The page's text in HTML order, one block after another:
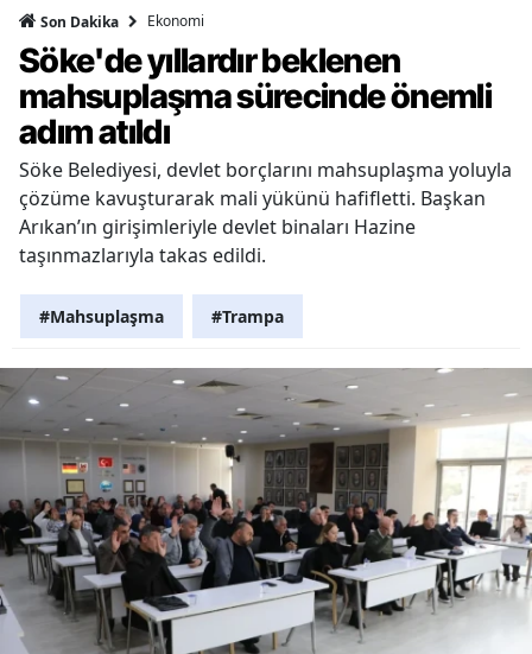
Son Dakika Ekonomi
Söke'de yıllardır beklenen
mahsuplaşma sürecinde önemli
adım atıldı
Söke Belediyesi, devlet borçlarını mahsuplaşma yoluyla
çözüme kavuşturarak mali yükünü hafifletti. Başkan
Arıkan’ın girişimleriyle devlet binaları Hazine
taşınmazlarıyla takas edildi.
#Mahsuplaşma #Trampa